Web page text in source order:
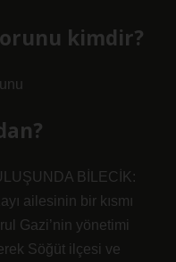
kimdir?
BİLECİK:
ailesinin bir kısmı
Gazi’nin yönetimi
Söğüt ilçesi ve